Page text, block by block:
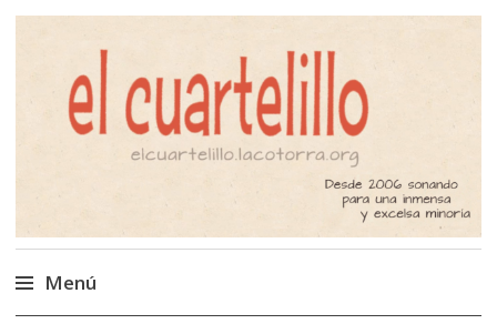
El Cuartelillo
Programa de radio de música
independiente. Podcast
Menú